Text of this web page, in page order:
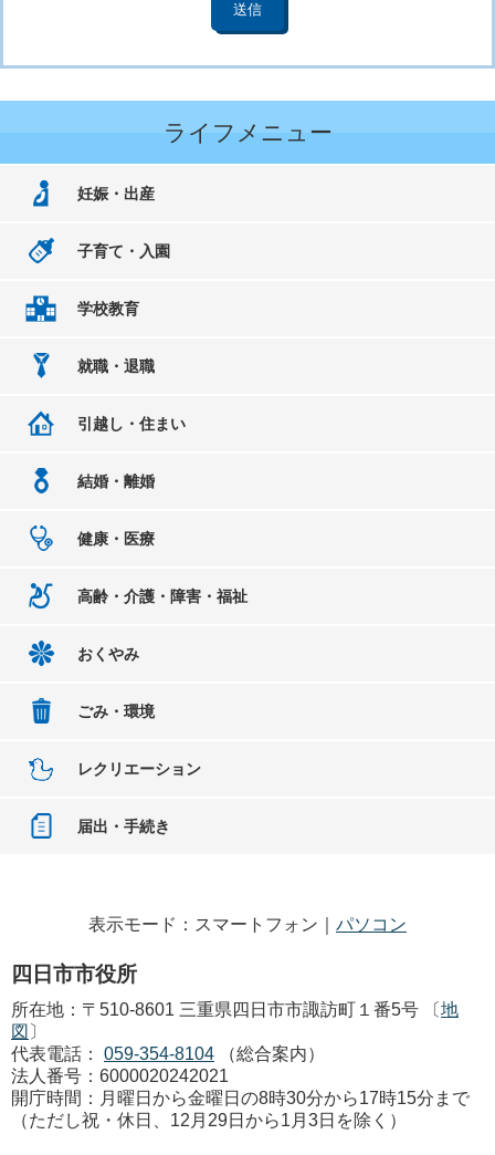
ライフメニュー
妊娠・出産
子育て・入園
学校教育
就職・退職
引越し・住まい
結婚・離婚
健康・医療
高齢・介護・障害・福祉
おくやみ
ごみ・環境
レクリエーション
届出・手続き
表示モード：スマートフォン｜ パソコン
四日市市役所
所在地：〒510-8601 三重県四日市市諏訪町１番5号 〔地
図 〕
代表電話：
059-354-8104
（総合案内）
法人番号：6000020242021
開庁時間：月曜日から金曜日の8時30分から17時15分まで
（ただし祝・休日、12月29日から1月3日を除く）